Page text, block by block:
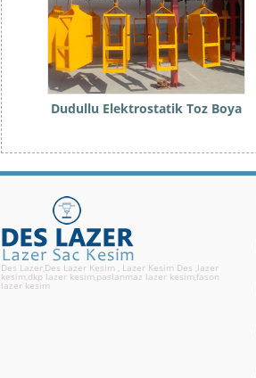
Dudullu Elektrostatik Toz Boya
Des Lazer,Des Lazer Kesim , Lazer Kesim Des ,lazer
kesim,dkp lazer kesim,paslanmaz lazer kesim,fason
lazer kesim